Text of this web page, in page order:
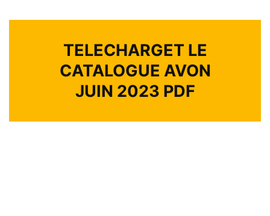
TELECHARGET LE
CATALOGUE AVON
JUIN 2023 PDF